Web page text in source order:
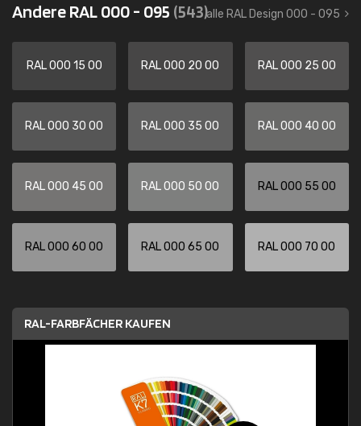
Andere RAL 000 - 095 (543)alle RAL Design 000 - 095
RAL 000 15 00 RAL 000 20 00 RAL 000 25 00
RAL 000 30 00 RAL 000 35 00 RAL 000 40 00
RAL 000 45 00 RAL 000 50 00 RAL 000 55 00
RAL 000 60 00 RAL 000 65 00 RAL 000 70 00
RAL-FARBFÄCHER KAUFEN